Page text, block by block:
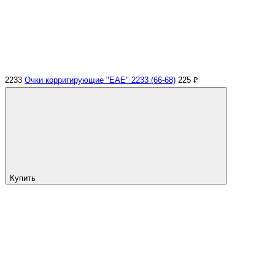
2233 Очки корригирующие "EAE" 2233 (66-68) 225 ₽
Купить